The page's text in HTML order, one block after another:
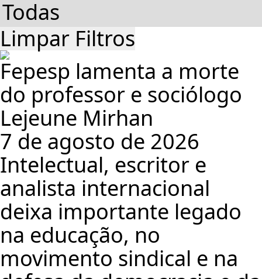
Limpar Filtros
Fepesp lamenta a morte
do professor e sociólogo
Lejeune Mirhan
7 de agosto de 2026
Intelectual, escritor e
analista internacional
deixa importante legado
na educação, no
movimento sindical e na